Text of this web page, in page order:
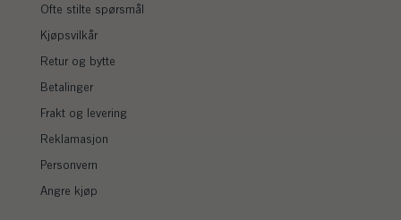
Ofte stilte spørsmål
Kjøpsvilkår
Retur og bytte
Betalinger
Frakt og levering
Reklamasjon
Personvern
Angre kjøp